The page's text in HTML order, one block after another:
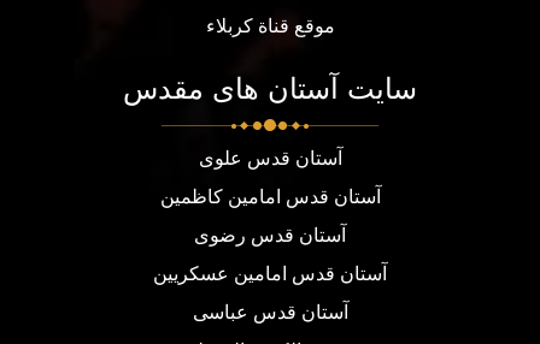
موقع قناة كربلاء
سایت آستان های مقدس
آستان قدس علوی
آستان قدس امامین کاظمین
آستان قدس رضوی
آستان قدس امامین عسکریین
آستان قدس عباسی